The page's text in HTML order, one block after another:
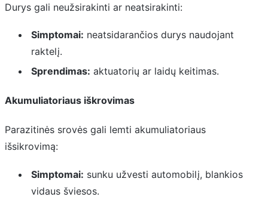
Durys gali neužsirakinti ar neatsirakinti:
Simptomai: neatsidarančios durys naudojant
raktelį.
Sprendimas: aktuatorių ar laidų keitimas.
Akumuliatoriaus iškrovimas
Parazitinės srovės gali lemti akumuliatoriaus
išsikrovimą:
Simptomai: sunku užvesti automobilį, blankios
vidaus šviesos.